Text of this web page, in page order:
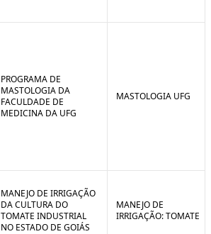
PROGRAMA DE
MASTOLOGIA DA
FACULDADE DE
MEDICINA DA UFG
MASTOLOGIA UFG
MANEJO DE IRRIGAÇÃO
DA CULTURA DO
TOMATE INDUSTRIAL
NO ESTADO DE GOIÁS
MANEJO DE
IRRIGAÇÃO: TOMATE